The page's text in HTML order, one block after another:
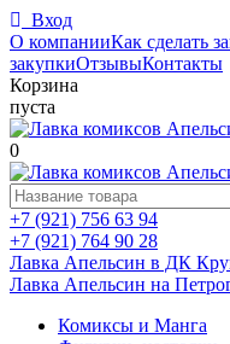
Вход
О компанииКак сделать
закупкиОтзывыКонтакты
Корзина
пуста
0
+7 (921) 756 63 94
+7 (921) 764 90 28
Лавка Апельсин в ДК
Лавка Апельсин на
Комиксы и Манга